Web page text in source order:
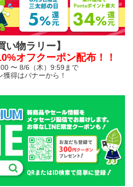
い物ラリー】
オフクーポン配布！！
〜 8/6（木）9:59まで
獲得はバナーから！